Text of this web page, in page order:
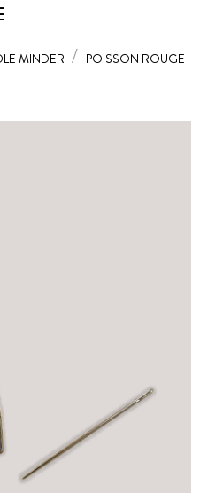
MINDER
POISSON ROUGE